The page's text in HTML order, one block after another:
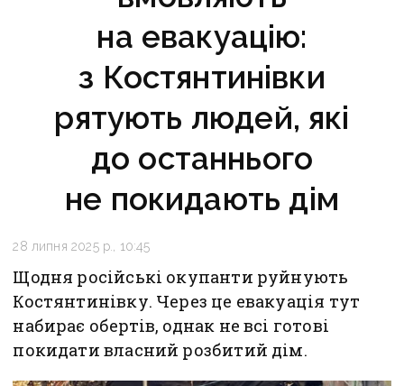
на евакуацію:
з Костянтинівки
рятують людей, які
до останнього
не покидають дім
28 липня 2025 р., 10:45
Щодня російські окупанти руйнують
Костянтинівку. Через це евакуація тут
набирає обертів, однак не всі готові
покидати власний розбитий дім.